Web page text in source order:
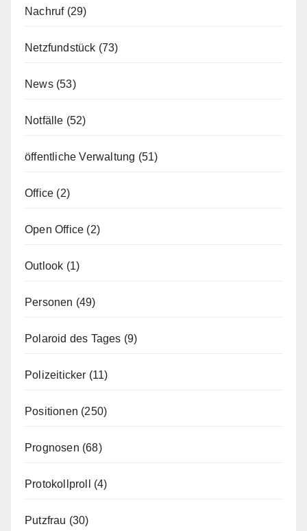
Nachruf(29)
Netzfundstück (73)
News(53)
Notfälle (52)
öffentliche Verwaltung (51)
Office (2)
Open Office (2)
Outlook (1)
Personen (49)
Polaroid des Tages (9)
Polizeiticker (11)
Positionen (250)
Prognosen (68)
Protokollproll (4)
Putzfrau (30)